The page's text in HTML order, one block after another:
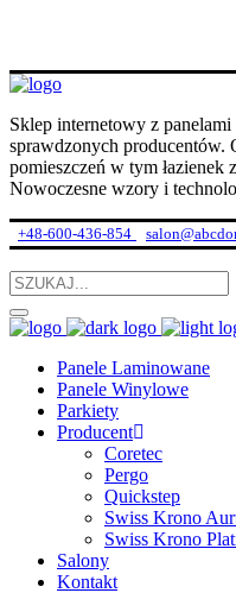
Sklep internetowy z
sprawdzonych producentów.
pomieszczeń w tym łazienek
Nowoczesne wzory i
+48-600-436-854
Panele Laminowane
Panele Winylowe
Parkiety
Producent
Coretec
Pergo
Quickstep
Swiss Krono
Swiss Krono
Salony
Kontakt